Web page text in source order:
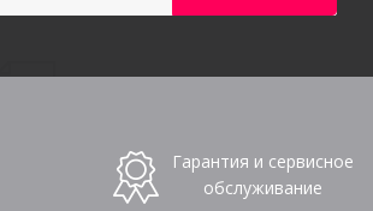
Гарантия и сервисное
обслуживание